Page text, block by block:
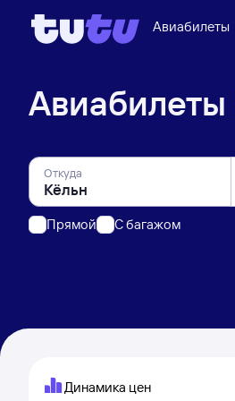
Авиабилеты
Авиабилеты
Откуда
Прямой C багажом
Динамика цен